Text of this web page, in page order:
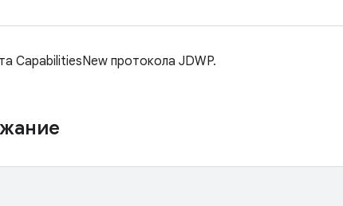
CapabilitiesNew протокола JDWP.